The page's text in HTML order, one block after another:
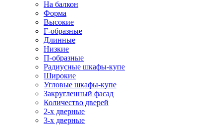
На балкон
Форма
Высокие
Г-образные
Длинные
Низкие
П-образные
Радиусные шкафы-купе
Широкие
Угловые шкафы-купе
Закругленный фасад
Количество дверей
2-х дверные
3-х дверные